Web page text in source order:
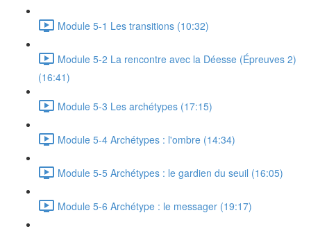
Module 5-1 Les transitions (10:32)
Module 5-2 La rencontre avec la Déesse (Épreuves 2)
(16:41)
Module 5-3 Les archétypes (17:15)
Module 5-4 Archétypes : l'ombre (14:34)
Module 5-5 Archétypes : le gardien du seuil (16:05)
Module 5-6 Archétype : le messager (19:17)